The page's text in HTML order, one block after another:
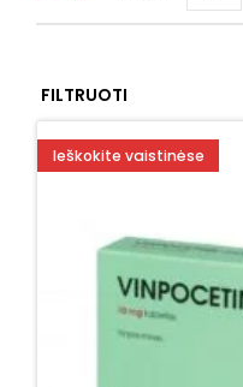
FILTRUOTI
Ieškokite vaistinėse